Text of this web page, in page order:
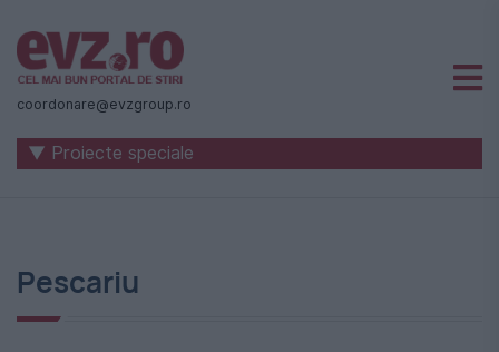
Știri
naționale
internaționale
-
Evenimentul
coordonare@evzgroup.ro
▼ Proiecte speciale
Pescariu